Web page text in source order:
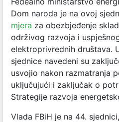
Dom naroda je na ovoj
mjera za obezbjeđenje
održivog razvoja i
elektroprivrednih društava.
sjednice navedeni su
usvojio nakon razmatranja
uključujući i zaključak o
Strategije razvoja
Vlada FBiH je na 44.